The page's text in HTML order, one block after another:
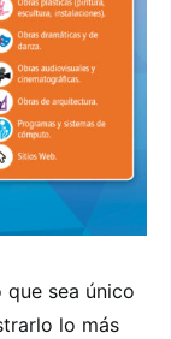
sea único
lo más